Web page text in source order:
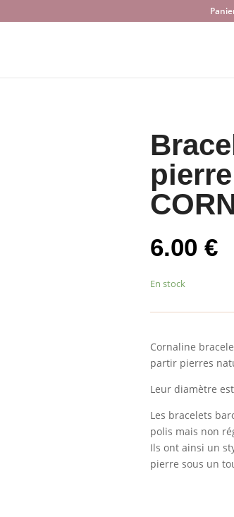
6.00€
En stock
Cornaline
partir pierres
Leur diamètre
Les bracelets
polis mais non
Ils ont ainsi un
pierre sous un